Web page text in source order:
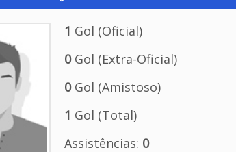
1 Gol (Oficial)
0Gol (Extra-Oficial)
0Gol (Amistoso)
1 Gol (Total)
Assistências: 0